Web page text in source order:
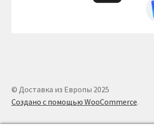
© Доставка из Европы 2025
Создано с помощью WooCommerce.